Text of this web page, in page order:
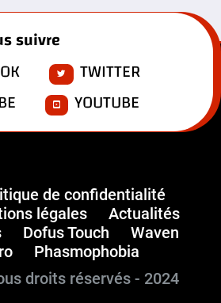
suivre
TWITTER
YOUTUBE
de confidentialité
légales
Actualités
Dofus Touch
Waven
Phasmophobia
droits réservés - 2024